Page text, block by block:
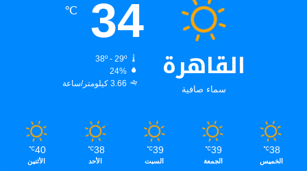
القاهرة
سماء صافية
34
℃
38º - 29º
24%
3.66 كيلومتر/ساعة
38
℃
الخميس
39
℃
الجمعة
39
℃
السبت
38
℃
الأحد
40
℃
الأثنين